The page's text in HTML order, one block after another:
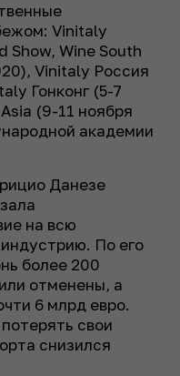
Vinitaly
Show, Wine South
Vinitaly Россия
Гонконг (5-7
(9-11 ноября
академии
Данезе
на всю
По его
более 200
отменены, а
6 млрд евро.
свои
снизился